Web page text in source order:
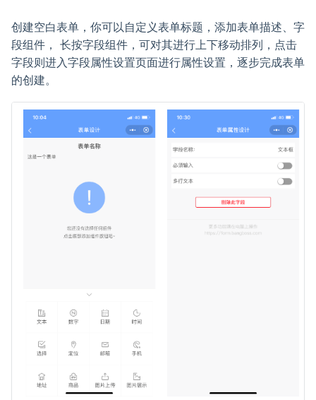
创建空白表单，你可以自定义表单标题，添加表单描述、字
段组件， 长按字段组件，可对其进行上下移动排列，点击
字段则进入字段属性设置页面进行属性设置，逐步完成表单
的创建。